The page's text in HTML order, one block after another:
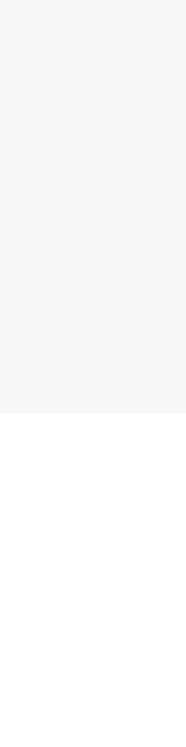
позволяет
возвращается в